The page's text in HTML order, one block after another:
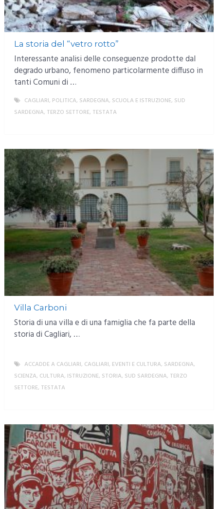
La storia del “vetro rotto”
Interessante analisi delle conseguenze prodotte dal
degrado urbano, fenomeno particolarmente diffuso in
tanti Comuni di …
CAGLIARI, POLITICA, SARDEGNA, SCUOLA E ISTRUZIONE, SUD
SARDEGNA, TERZO SETTORE, TESTATA
Villa Carboni
Storia di una villa e di una famiglia che fa parte della
storia di Cagliari, …
ACCADDE A CAGLIARI, CAGLIARI, EVENTI E CULTURA, SARDEGNA,
SCIENZA, CULTURA, ISTRUZIONE, STORIA, SUD SARDEGNA, TERZO
SETTORE, TESTATA